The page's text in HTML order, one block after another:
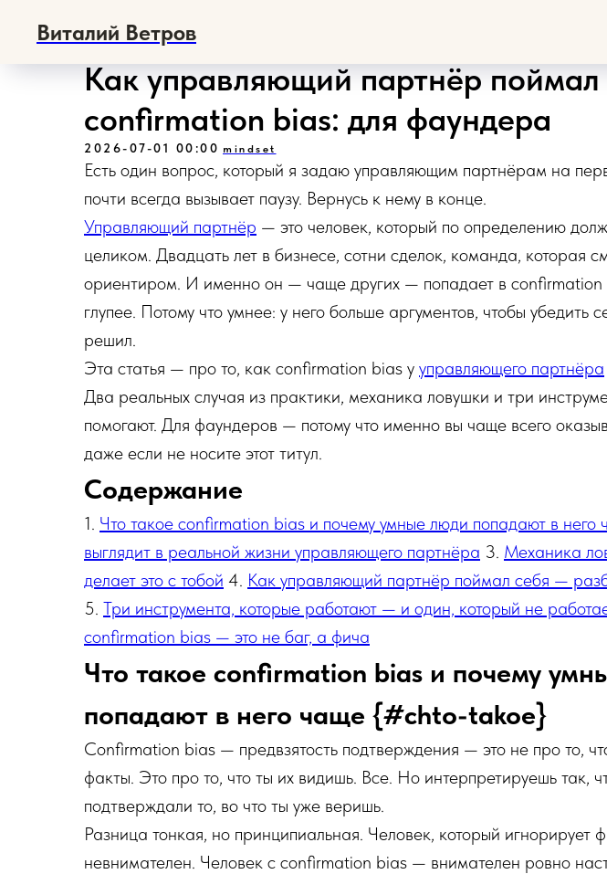
Виталий Ветров
Как управляющий партнёр поймал
confirmation bias: для фаундера
2026-07-01 00:00 mindset
Есть один вопрос, который я задаю управляющим партнёрам на
почти всегда вызывает паузу. Вернусь к нему в конце.
Управляющий партнёр — это человек, который по определению
целиком. Двадцать лет в бизнесе, сотни сделок, команда, которая
ориентиром. И именно он — чаще других — попадает в confirmation
глупее. Потому что умнее: у него больше аргументов, чтобы убедить
решил.
Эта статья — про то, как confirmation bias у управляющего партнёра
Два реальных случая из практики, механика ловушки и три
помогают. Для фаундеров — потому что именно вы чаще всего
даже если не носите этот титул.
Содержание
1. Что такое confirmation bias и почему умные люди попадают в него
выглядит в реальной жизни управляющего партнёра 3. Механика
делает это с тобой 4. Как управляющий партнёр поймал себя —
5. Три инструмента, которые работают — и один, который не
confirmation bias — это не баг, а фича
Что такое confirmation bias и почему
попадают в него чаще {#chto-takoe}
Confirmation bias — предвзятость подтверждения — это не про то,
факты. Это про то, что ты их видишь. Все. Но интерпретируешь так,
подтверждали то, во что ты уже веришь.
Разница тонкая, но принципиальная. Человек, который игнорирует
невнимателен. Человек с confirmation bias — внимателен ровно